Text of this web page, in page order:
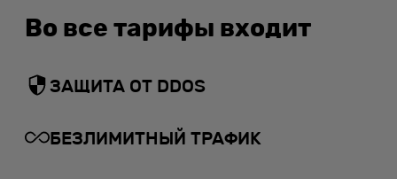
Во все тарифы входит
ЗАЩИТА ОТ DDOS
БЕЗЛИМИТНЫЙ ТРАФИК